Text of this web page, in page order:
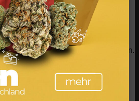
auf unserer Webseite verfügbaren
unbedingt erforderlich sind, hat die
auf die Funktionsweise unserer
jederzeit blockieren oder
Browsereinstellungen ändern und
auf dieser Webseite erzwingen.
aufgefordert, Cookies zu
wenn Sie unsere Website erneut
ganz, wenn Sie Cookies